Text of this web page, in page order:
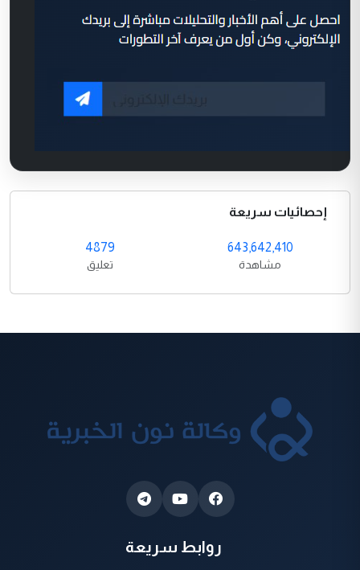
إحصائيات سريعة
643,642,410
مشاهدة
4879
تعليق
روابط سريعة